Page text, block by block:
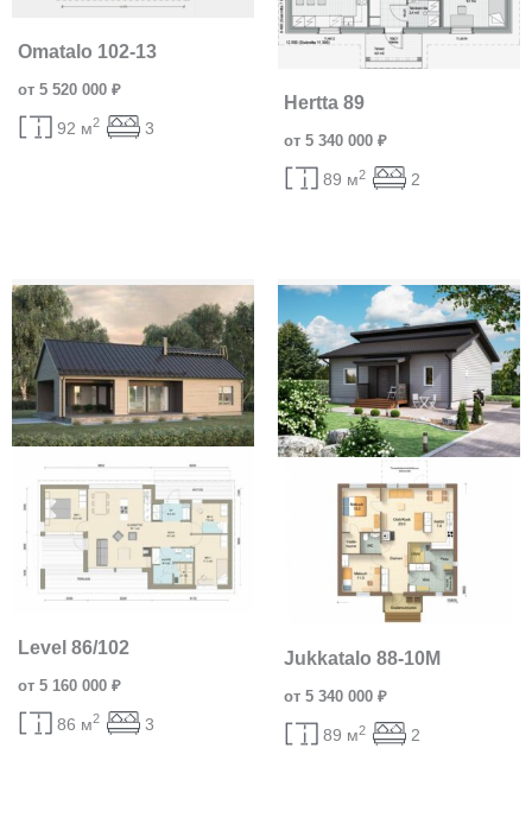
Omatalo 102-13
от 5 520 000 ₽
92 м2 3
Hertta 89
от 5 340 000 ₽
89 м2 2
Level 86/102
от 5 160 000 ₽
86 м2 3
Jukkatalo 88-10M
от 5 340 000 ₽
89 м2 2